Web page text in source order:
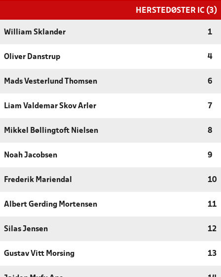
HERSTEDØSTER IC (3)
William Sklander 1
Oliver Danstrup 4
Mads Vesterlund Thomsen 6
Liam Valdemar Skov Arler 7
Mikkel Bøllingtoft Nielsen 8
Noah Jacobsen 9
Frederik Mariendal 10
Albert Gerding Mortensen 11
Silas Jensen 12
Gustav Vitt Morsing 13